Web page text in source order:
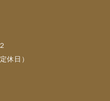
休日）